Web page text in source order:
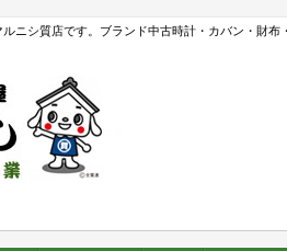
ニシ質店です。ブランド中古時計・カバン・財布